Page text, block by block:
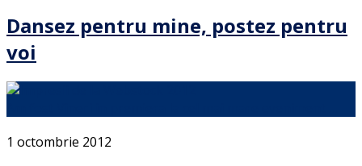
Dansez pentru mine, postez pentru
voi
1 octombrie 2012